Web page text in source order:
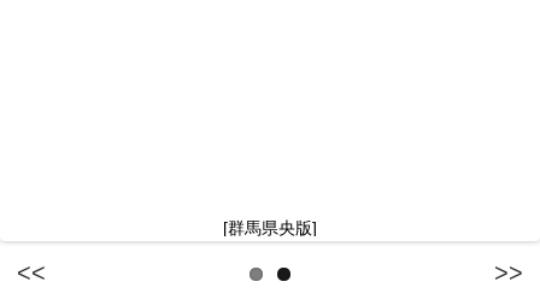
[群馬県央版]